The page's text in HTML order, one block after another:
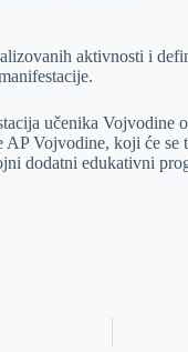
aktivnosti i
učenika
Vojvodine, koji će
dodatni edukativni